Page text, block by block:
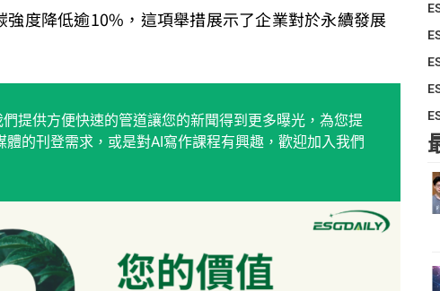
度降低逾10%，這項舉措展示了企業對於永續發展
提供方便快速的管道讓您的新聞得到更多曝光，為您提
的刊登需求，或是對AI寫作課程有興趣，歡迎加入我們